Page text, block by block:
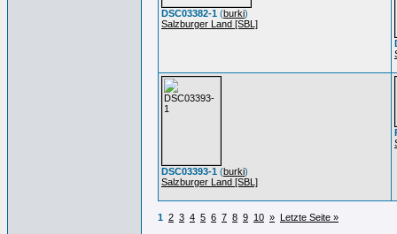
DSC03382-1 (burki)
Salzburger Land [SBL]
DSC03393-1 (burki)
Salzburger Land [SBL]
1 2 3 4 5 6 7 8 9 10 » Letzte Seite »